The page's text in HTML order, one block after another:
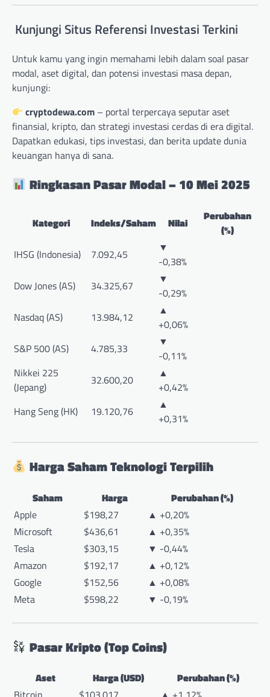
Kunjungi Situs Referensi Investasi Terkini
Untuk kamu yang ingin memahami lebih dalam soal pasar
modal, aset digital, dan potensi investasi masa depan,
kunjungi:
cryptodewa.com – portal terpercaya seputar aset
finansial, kripto, dan strategi investasi cerdas di era digital.
Dapatkan edukasi, tips investasi, dan berita update dunia
keuangan hanya di sana.
Ringkasan Pasar Modal – 10 Mei 2025
Kategori Indeks/Saham Nilai
Perubahan
(%)
IHSG (Indonesia)
7.092,45
▼
-0,38%
Dow Jones (AS)
34.325,67
▼
-0,29%
Nasdaq (AS)
13.984,12
▲
+0,06%
S&P 500 (AS)
4.785,33
▼
-0,11%
Nikkei 225
(Jepang)
32.600,20
▲
+0,42%
Hang Seng (HK)
19.120,76
▲
+0,31%
Harga Saham Teknologi Terpilih
Saham Harga
Perubahan (%)
Apple
$198,27
▲ +0,20%
Microsoft
$436,61
▲ +0,35%
Tesla
$303,15
▼ -0,44%
Amazon
$192,17
▲ +0,12%
Google
$152,56
▲ +0,08%
Meta
$598,22 ▼ -0,19%
Pasar Kripto (Top Coins)
Aset Harga (USD)
Perubahan (%)